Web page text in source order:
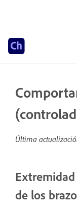
Última
de los